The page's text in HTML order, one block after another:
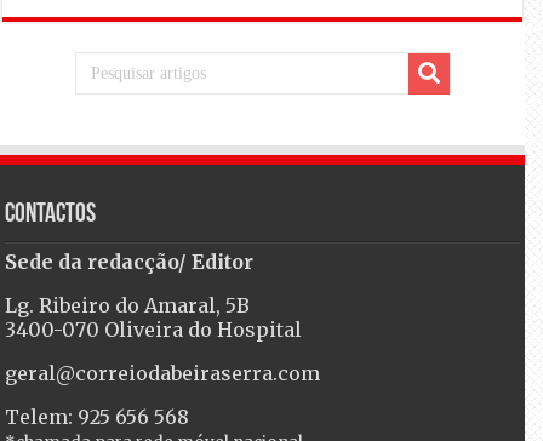
Contactos
Sede da redacção/ Editor
Lg. Ribeiro do Amaral, 5B
3400-070 Oliveira do Hospital
geral@correiodabeiraserra.com
Telem: 925 656 568